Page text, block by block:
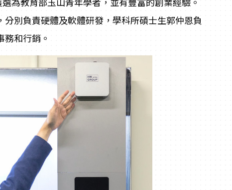
別負責硬體及軟體研發，學科所碩士生郭仲恩負
和行銷。